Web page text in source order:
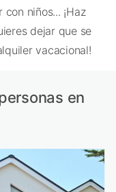
niños... ¡Haz
dejar que se
vacacional!
en